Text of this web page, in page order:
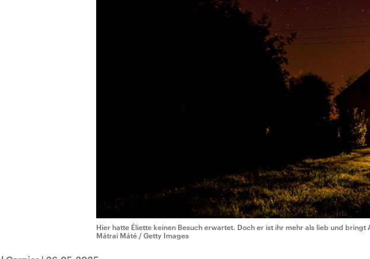
Hier hatte Éliette keinen Besuch erwartet. Doch er ist ihr mehr als lieb und bringt
Mátrai Máté / Getty Images